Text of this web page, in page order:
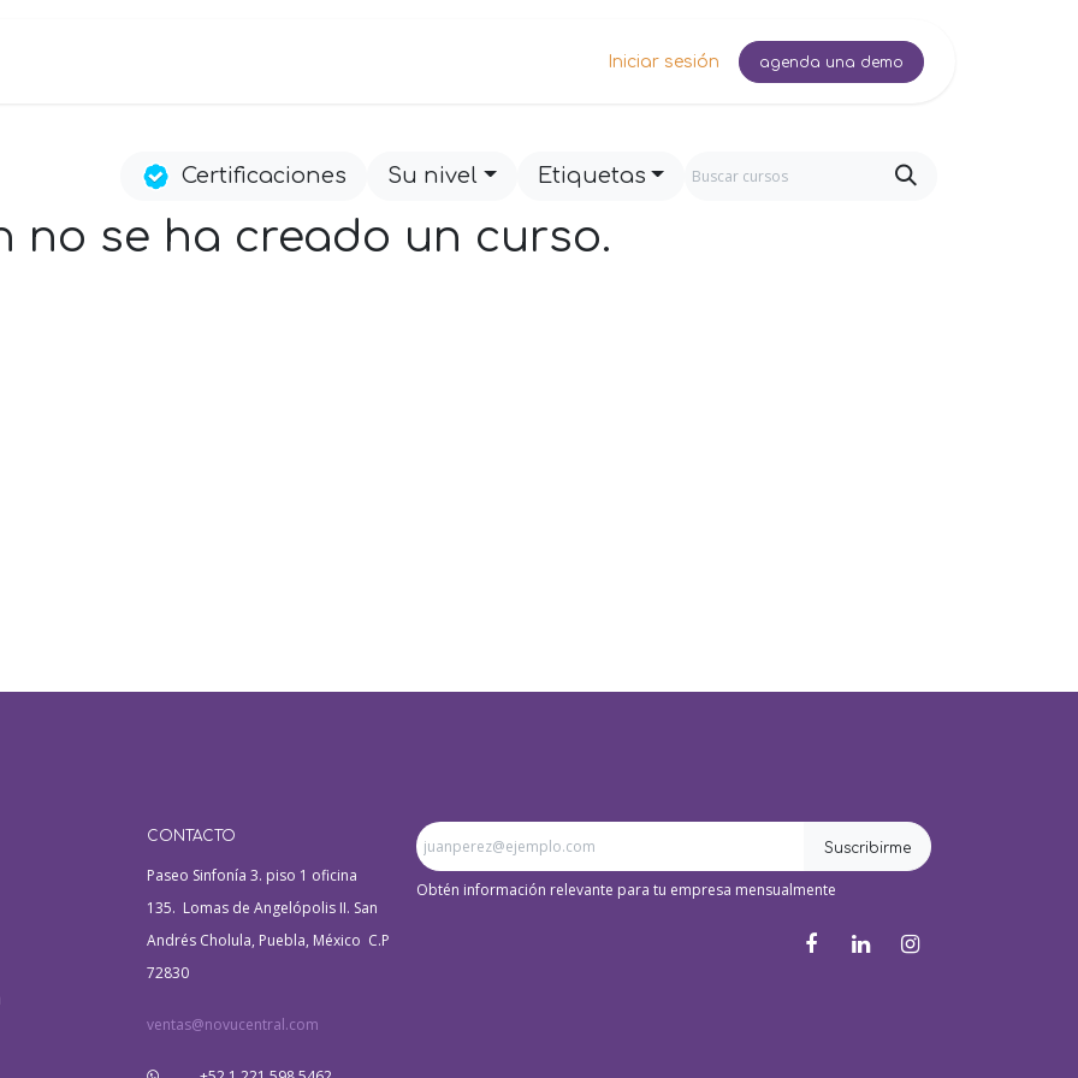
Iniciar sesión agenda una demo
Su nivel Etiquetas
Certificaciones
no se ha creado un curso.
CONTACTO
Paseo Sinfonía 3. piso 1 oficina
135. Lomas de Angelópolis II. San
Andrés Cholula, Puebla, México C.P
72830
ventas@novucentral.com
Suscribirme
Obtén información relevante para tu empresa mensualmente